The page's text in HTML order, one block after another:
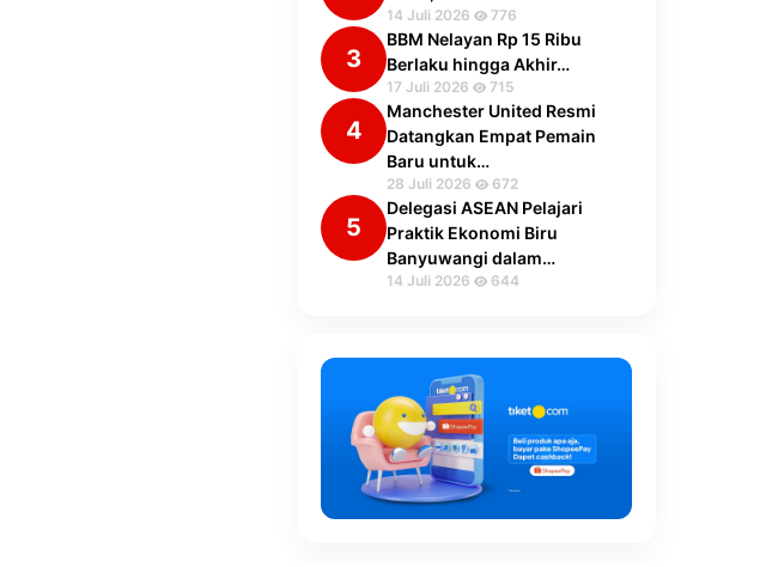
14 Juli 2026 776
3
BBM Nelayan Rp 15 Ribu
Berlaku hingga Akhir…
17 Juli 2026 715
4
Manchester United Resmi
Datangkan Empat Pemain
Baru untuk…
28 Juli 2026 672
5
Delegasi ASEAN Pelajari
Praktik Ekonomi Biru
Banyuwangi dalam…
14 Juli 2026 644